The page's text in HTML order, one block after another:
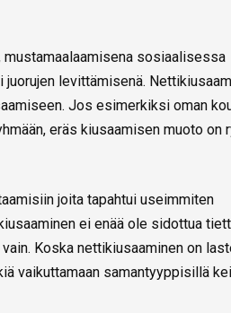
sosiaalisessa
juorujen levittämisenä.
Jos esimerkiksi oman
eräs kiusaamisen muoto on
joita tapahtui useimmiten
ei enää ole sidottua
Koska nettikiusaaminen on
vaikuttamaan samantyyppisillä